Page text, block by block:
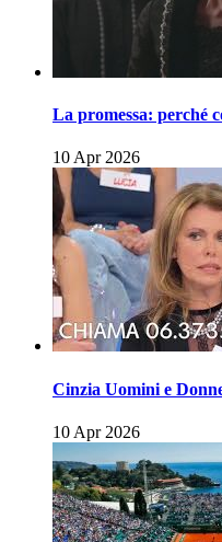
La promessa: perché
10 Apr 2026
Cinzia Uomini e
10 Apr 2026